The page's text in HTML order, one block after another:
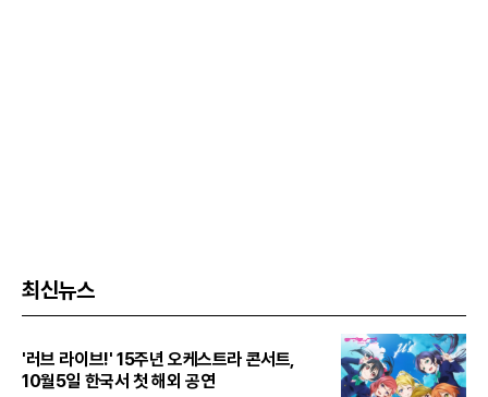
최신뉴스
'러브 라이브!' 15주년 오케스트라 콘서트,
10월5일 한국서 첫 해외 공연